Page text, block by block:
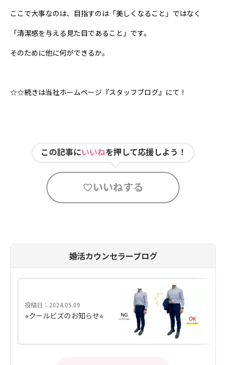
ここで大事なのは、目指すのは「美しくなること」ではなく
「清潔感を与える見た目であること」です。
そのために他に何ができるか。
☆☆続きは当社ホームページ『スタッフブログ』にて！
この記事にいいねを押して応援しよう！
いいねする
婚活カウンセラーブログ
投稿日：2024.05.09
⭐︎クールビズのお知らせ⭐︎